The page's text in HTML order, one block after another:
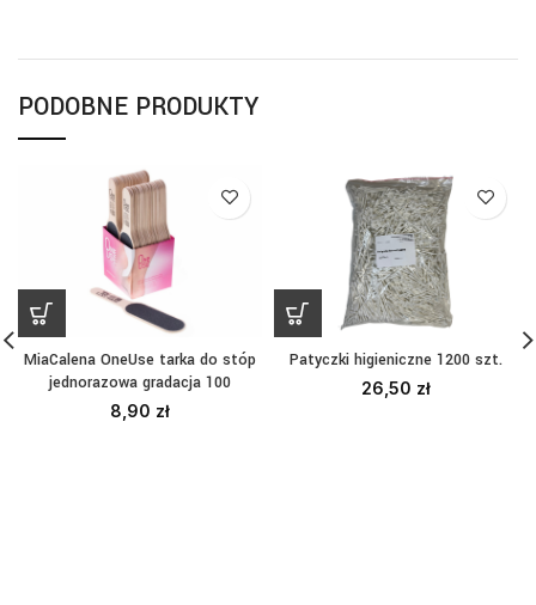
PODOBNE PRODUKTY
MiaCalena OneUse tarka do stóp
jednorazowa gradacja 100
8,90 zł
Patyczki higieniczne 1200 szt.
26,50 zł